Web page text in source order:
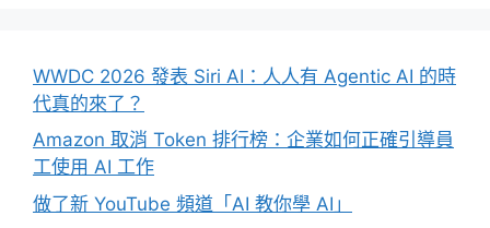
WWDC 2026 發表 Siri AI：人人有 Agentic AI 的時
代真的來了？
Amazon 取消 Token 排行榜：企業如何正確引導員
工使用 AI 工作
做了新 YouTube 頻道「AI 教你學 AI」